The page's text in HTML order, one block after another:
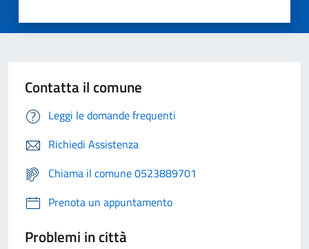
Contatta il comune
Leggi le domande frequenti
Richiedi Assistenza
Chiama il comune 0523889701
Prenota un appuntamento
Problemi in città